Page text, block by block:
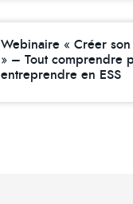
Webinaire « Créer
» – Tout comprendre
entreprendre en ESS